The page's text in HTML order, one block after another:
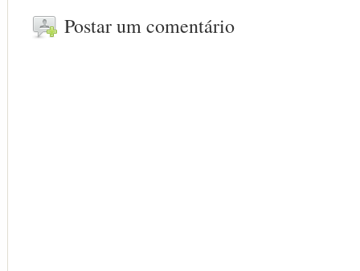
Postar um comentário